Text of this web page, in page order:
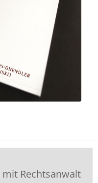
mit Rechtsanwalt